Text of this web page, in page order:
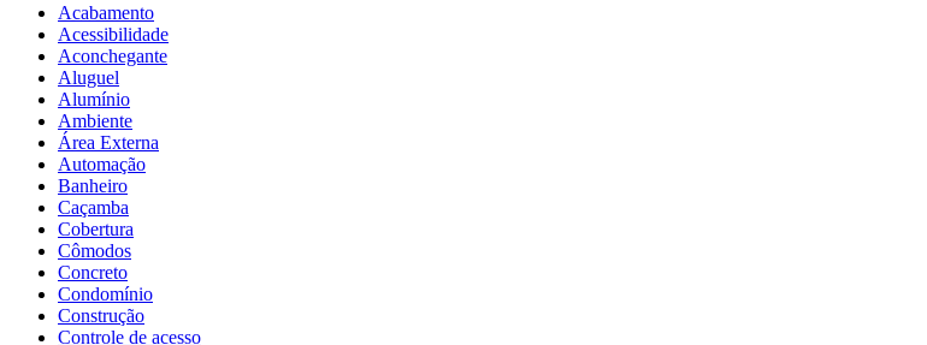
Acabamento
Acessibilidade
Aconchegante
Aluguel
Alumínio
Ambiente
Área Externa
Automação
Banheiro
Caçamba
Cobertura
Cômodos
Concreto
Condomínio
Construção
Controle de acesso